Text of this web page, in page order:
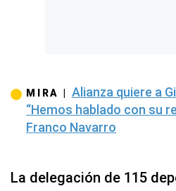
MIRA | Alianza quiere a
“Hemos hablado con su
Franco Navarro
La delegación de 115